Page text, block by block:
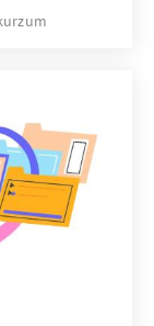
bei